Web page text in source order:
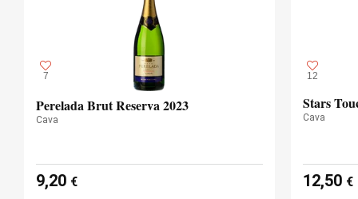
7
Perelada Brut Reserva 2023
Cava
9,20 €
12
Stars
Cava
12,50 €